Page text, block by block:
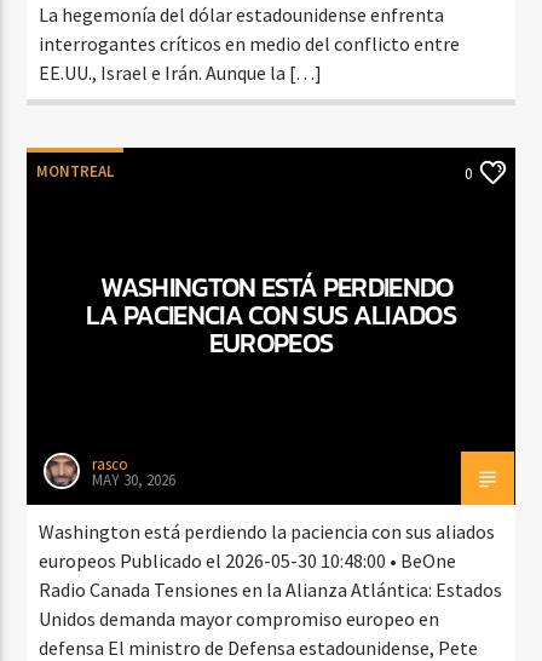
La hegemonía del dólar estadounidense enfrenta
interrogantes críticos en medio del conflicto entre
EE.UU., Israel e Irán. Aunque la […]
MONTREAL 0
WASHINGTON ESTÁ PERDIENDO
LA PACIENCIA CON SUS ALIADOS
EUROPEOS
rasco
MAY 30, 2026
Washington está perdiendo la paciencia con sus aliados
europeos Publicado el 2026-05-30 10:48:00 • BeOne
Radio Canada Tensiones en la Alianza Atlántica: Estados
Unidos demanda mayor compromiso europeo en
defensa El ministro de Defensa estadounidense, Pete